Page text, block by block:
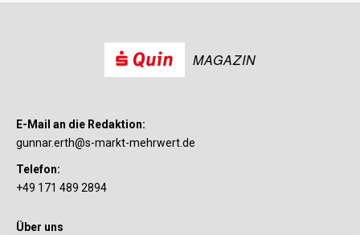
MAGAZIN
E-Mail an die Redaktion:
gunnar.erth@s-markt-mehrwert.de
Telefon:
+49 171 489 2894
Über uns